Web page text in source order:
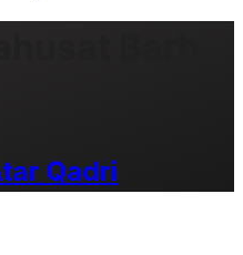
Qadri